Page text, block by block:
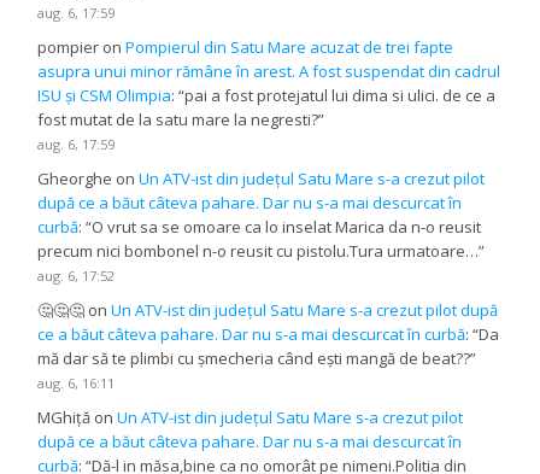
aug. 6, 17:59
pompier onPompierul din Satu Mare acuzat de trei fapte
asupra unui minor rămâne în arest. A fost suspendat din cadrul
ISU și CSM Olimpia: “pai a fost protejatul lui dima si ulici. de ce a
fost mutat de la satu mare la negresti?”
aug. 6, 17:59
Gheorghe onUn ATV-ist din județul Satu Mare s-a crezut pilot
după ce a băut câteva pahare. Dar nu s-a mai descurcat în
curbă: “O vrut sa se omoare ca lo inselat Marica da n-o reusit
precum nici bombonel n-o reusit cu pistolu.Tura urmatoare…”
aug. 6, 17:52
🤔🤔🤔 onUn ATV-ist din județul Satu Mare s-a crezut pilot după
ce a băut câteva pahare. Dar nu s-a mai descurcat în curbă: “Da
mă dar să te plimbi cu șmecheria când ești mangă de beat??”
aug. 6, 16:11
MGhiță onUn ATV-ist din județul Satu Mare s-a crezut pilot
după ce a băut câteva pahare. Dar nu s-a mai descurcat în
curbă: “Dă-l in măsa,bine ca no omorât pe nimeni.Politia din